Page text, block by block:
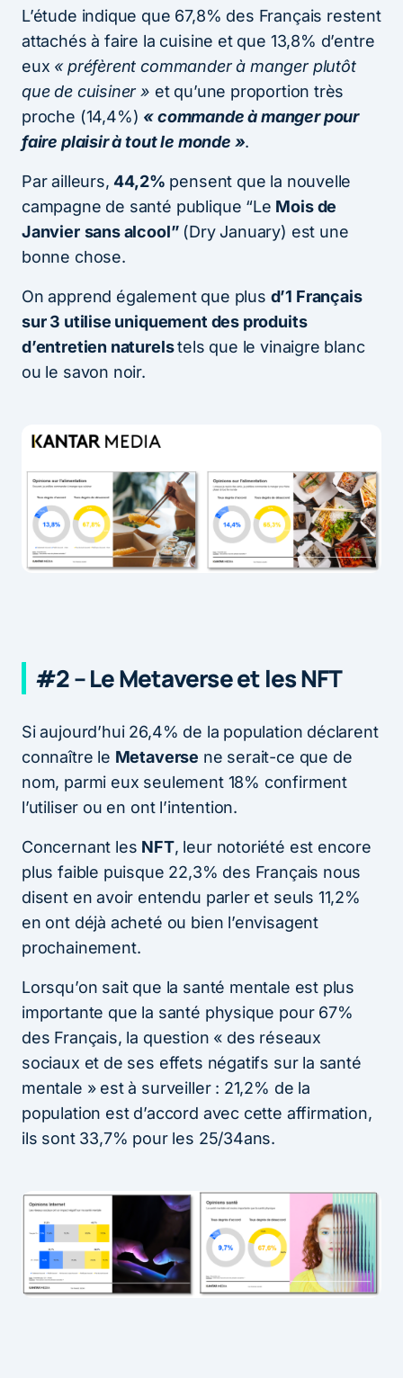
L’étude indique que 67,8% des Français restent
attachés à faire la cuisine et que 13,8% d’entre
eux « préfèrent commander à manger plutôt
que de cuisiner » et qu’une proportion très
proche (14,4%) « commande à manger pour
faire plaisir à tout le monde ».
Par ailleurs,44,2% pensent que la nouvelle
campagne de santé publique “Le Mois de
Janvier sans alcool” (Dry January) est une
bonne chose.
On apprend également que plus d’1 Français
sur 3 utilise uniquement des produits
d’entretien naturelstels que le vinaigre blanc
ou le savon noir.
#2 – Le Metaverse et les NFT
Si aujourd’hui 26,4% de la population déclarent
connaître le Metaverse ne serait-ce que de
nom, parmi eux seulement 18% confirment
l’utiliser ou en ont l’intention.
Concernant les NFT, leur notoriété est encore
plus faible puisque 22,3% des Français nous
disent en avoir entendu parler et seuls 11,2%
en ont déjà acheté ou bien l’envisagent
prochainement.
Lorsqu’on sait que la santé mentale est plus
importante que la santé physique pour 67%
des Français, la question « des réseaux
sociaux et de ses effets négatifs sur la santé
mentale » est à surveiller : 21,2% de la
population est d’accord avec cette affirmation,
ils sont 33,7% pour les 25/34ans.